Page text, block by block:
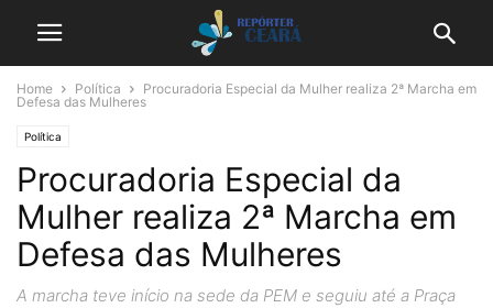
Home Política
Procuradoria Especial da Mulher realiza 2ª Marcha em
Defesa das Mulheres
Política
Procuradoria Especial da
Mulher realiza 2ª Marcha em
Defesa das Mulheres
A marcha teve início na sede da PEM e seguiu até a Praça